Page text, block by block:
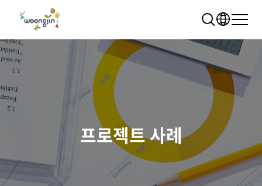
추천 검색어
WDMS
모빌리티 클라우드
프로젝트 사례